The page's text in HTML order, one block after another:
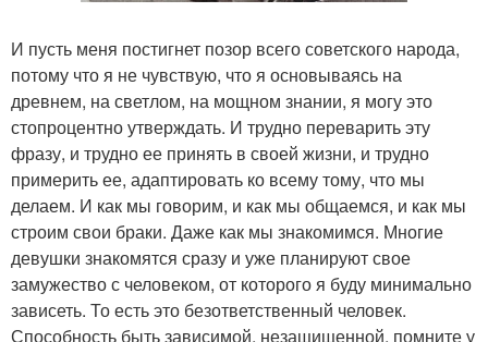
И пусть меня постигнет позор всего советского народа,
потому что я не чувствую, что я основываясь на
древнем, на светлом, на мощном знании, я могу это
стопроцентно утверждать. И трудно переварить эту
фразу, и трудно ее принять в своей жизни, и трудно
примерить ее, адаптировать ко всему тому, что мы
делаем. И как мы говорим, и как мы общаемся, и как мы
строим свои браки. Даже как мы знакомимся. Многие
девушки знакомятся сразу и уже планируют свое
замужество с человеком, от которого я буду минимально
зависеть. То есть это безответственный человек.
Способность быть зависимой, незащищенной, помните у